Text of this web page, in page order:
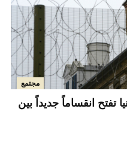
مجتمع
تفتح انقساماً جديداً بين